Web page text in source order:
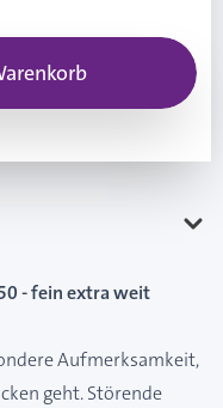
- fein extra weit
Aufmerksamkeit,
geht. Störende